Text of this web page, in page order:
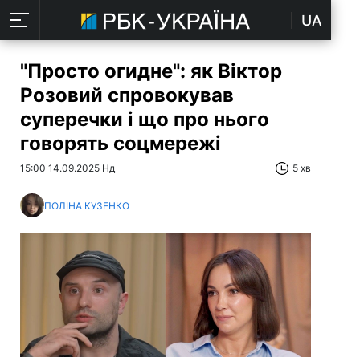
UA
"Просто огидне": як Віктор
Розовий спровокував
суперечки і що про нього
говорять соцмережі
15:00 14.09.2025 Нд 5 хв
ПОЛІНА КУЗЕНКО